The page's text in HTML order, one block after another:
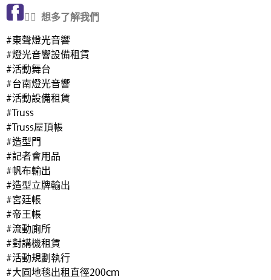
👈🏻 想多了解我們
#東聲燈光音響
#燈光音響設備租賃
#活動舞台
#台南燈光音響
#活動設備租賃
#Truss
#Truss屋頂帳
#造型門
#記者會用品
#帆布輸出
#造型立牌輸出
#宮廷帳
#帝王帳
#流動廁所
#對講機租賃
#活動規劃執行
#大圓地毯出租直徑200cm